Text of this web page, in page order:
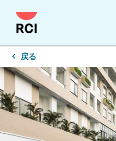
メ
イ
ペ
ー
ジ
に
ス
キ
プ
戻る